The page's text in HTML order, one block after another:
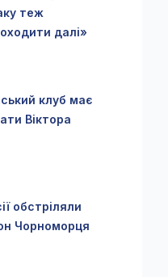
теж
далі»
клуб має
Віктора
обстріляли
Чорноморця